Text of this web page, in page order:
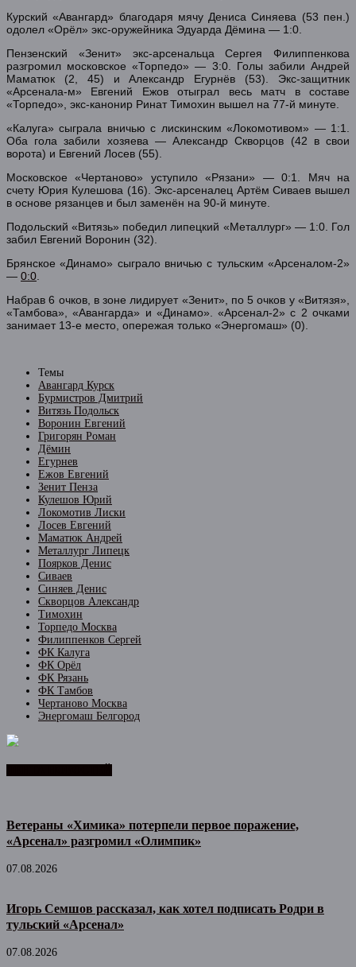
Курский «Авангард» благодаря мячу Дениса Синяева (53 пен.)
одолел «Орёл» экс-оружейника Эдуарда Дёмина — 1:0.
Пензенский «Зенит» экс-арсенальца Сергея Филиппенкова
разгромил московское «Торпедо» — 3:0. Голы забили Андрей
Маматюк (2, 45) и Александр Егурнёв (53). Экс-защитник
«Арсенала-м» Евгений Ежов отыграл весь матч в составе
«Торпедо», экс-канонир Ринат Тимохин вышел на 77-й минуте.
«Калуга» сыграла вничью с лискинским «Локомотивом» — 1:1.
Оба гола забили хозяева — Александр Скворцов (42 в свои
ворота) и Евгений Лосев (55).
Московское «Чертаново» уступило «Рязани» — 0:1. Мяч на
счету Юрия Кулешова (16). Экс-арсеналец Артём Сиваев вышел
в основе рязанцев и был заменён на 90-й минуте.
Подольский «Витязь» победил липецкий «Металлург» — 1:0. Гол
забил Евгений Воронин (32).
Брянское «Динамо» сыграло вничью с тульским «Арсеналом-2»
— 0:0
Набрав 6 очков, в зоне лидирует «Зенит», по 5 очков у «Витязя»,
«Тамбова», «Авангарда» и «Динамо». «Арсенал-2» с 2 очками
занимает 13-е место, опережая только «Энергомаш» (0).
Темы
Авангард Курск
Бурмистров Дмитрий
Витязь Подольск
Воронин Евгений
Григорян Роман
Дёмин
Егурнев
Ежов Евгений
Зенит Пенза
Кулешов Юрий
Локомотив Лиски
Лосев Евгений
Маматюк Андрей
Металлург Липецк
Поярков Денис
Сиваев
Синяев Денис
Скворцов Александр
Тимохин
Торпедо Москва
Филиппенков Сергей
ФК Калуга
ФК Орёл
ФК Рязань
ФК Тамбов
Чертаново Москва
Энергомаш Белгород
Ветераны «Химика» потерпели первое поражение,
«Арсенал» разгромил «Олимпик»
07.08.2026
Игорь Семшов рассказал, как хотел подписать Родри в
тульский «Арсенал»
07.08.2026